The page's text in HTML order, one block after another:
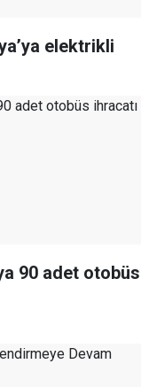
elektrikli
90 adet otobüs